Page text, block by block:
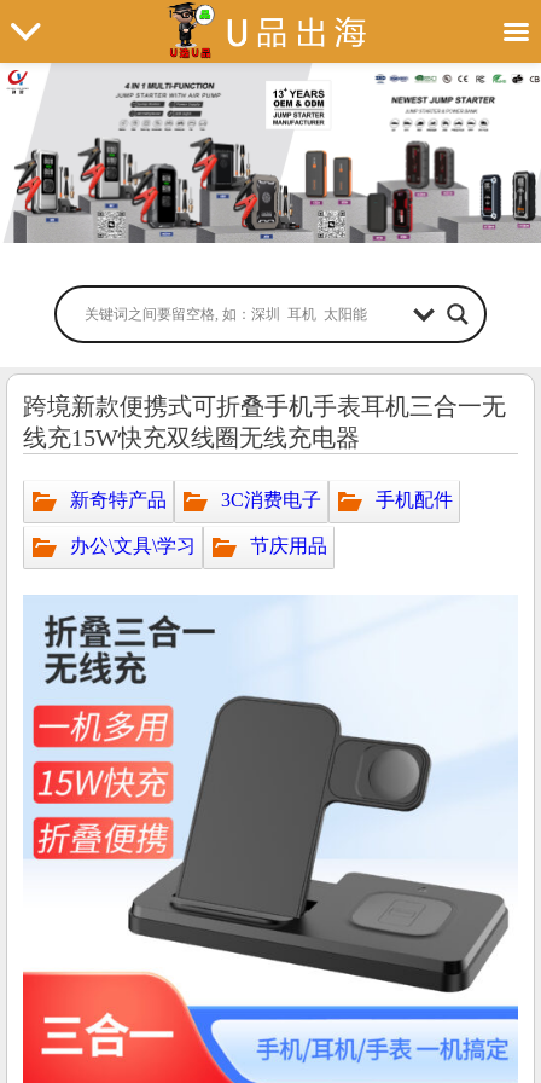
跨境新款便携式可折叠手机手表耳机三合一无
线充15W快充双线圈无线充电器
新奇特产品 3C消费电子 手机配件
办公\文具\学习 节庆用品